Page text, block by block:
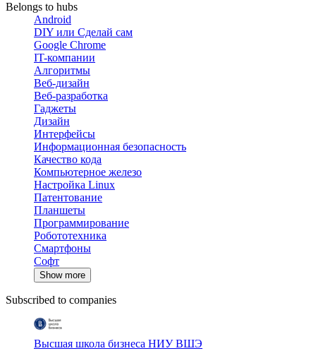
Belongs to hubs
Android
DIY или Сделай сам
Google Chrome
IT-компании
Алгоритмы
Веб-дизайн
Веб-разработка
Гаджеты
Дизайн
Интерфейсы
Информационная безопасность
Качество кода
Компьютерное железо
Настройка Linux
Патентование
Планшеты
Программирование
Робототехника
Смартфоны
Софт
Show more
Subscribed to companies
Высшая школа бизнеса НИУ ВШЭ